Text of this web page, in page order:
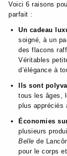
Voici 6 raisons
parfait :
Un cadeau
soigné, à un
des flacons
Véritables
d’élégance à
Ils sont
tous les âges,
plus appréciés
Économies
plusieurs
Belle de
pour le corps